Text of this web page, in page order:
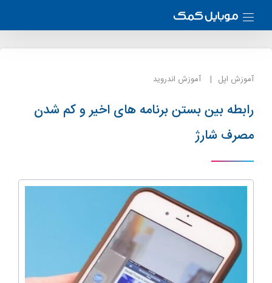
آموزش اپل آموزش اندروید
رابطه بین بستن برنامه های اخیر و کم شدن
مصرف شارژ